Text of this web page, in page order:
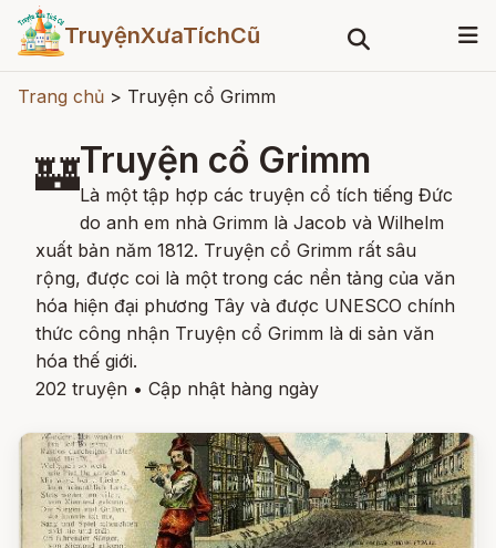
TruyệnXưaTíchCũ
Trang chủ > Truyện cổ Grimm
🏰Truyện cổ Grimm
Là một tập hợp các truyện cổ tích tiếng Đức
do anh em nhà Grimm là Jacob và Wilhelm
xuất bản năm 1812. Truyện cổ Grimm rất sâu
rộng, được coi là một trong các nền tảng của văn
hóa hiện đại phương Tây và được UNESCO chính
thức công nhận Truyện cổ Grimm là di sản văn
hóa thế giới.
202 truyện • Cập nhật hàng ngày